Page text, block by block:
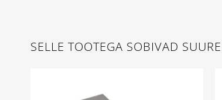
SELLE TOOTEGA SOBIVAD